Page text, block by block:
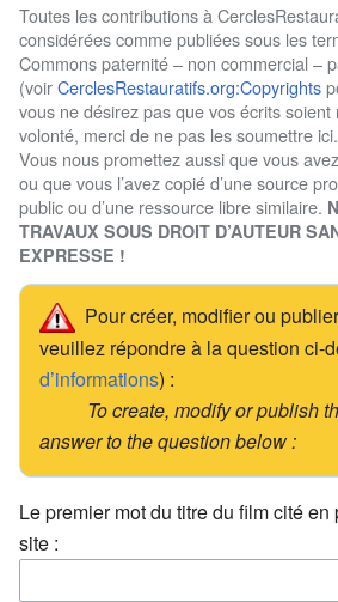
Toutes les contributions à
considérées comme publiées sous les
Commons paternité – non commercial –
(voirCerclesRestauratifs.org:Copyrights
vous ne désirez pas que vos écrits
volonté, merci de ne pas les soumettre ici.
Vous nous promettez aussi que vous
ou que vous l’avez copié d’une source
public ou d’une ressource libre similaire.
TRAVAUX SOUS DROIT D’AUTEUR
EXPRESSE !
Pour créer, modifier ou
veuillez répondre à la question ci-
d’informations) :
To create, modify or publish
answer to the question below :
Le premier mot du titre du film cité
site :